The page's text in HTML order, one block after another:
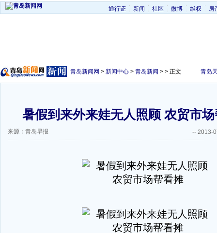
通行证 新闻 社区 微博 维权 房
青岛新闻网 > 新闻中心 > 青岛新闻 > > 正文 青岛
暑假到来外来娃无人照顾 农贸市
来源：青岛早报 -- 2013-